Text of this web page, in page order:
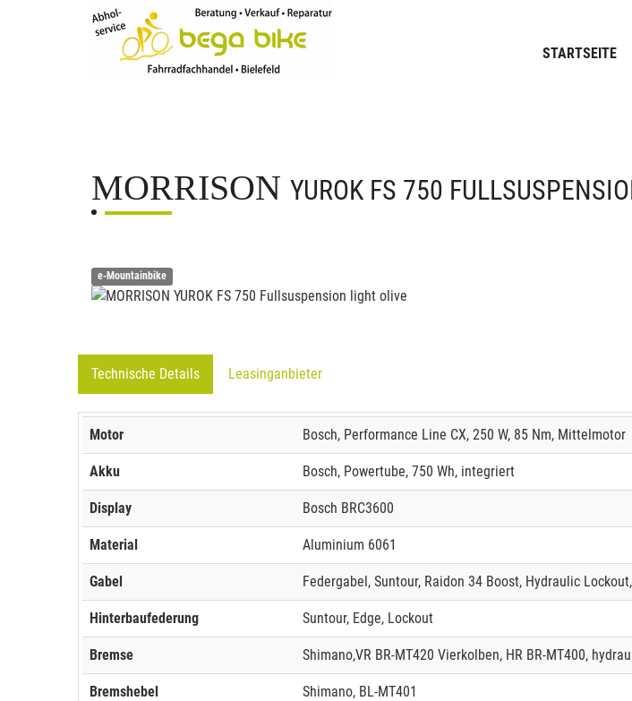
STARTSEITE
MORRISON YUROK FS 750
e-Mountainbike
Technische Details Leasinganbieter
Motor Bosch, Performance Line CX, 250 W, 85 Nm, Mittelmotor
Akku Bosch, Powertube, 750 Wh, integriert
Display Bosch BRC3600
Material Aluminium 6061
Gabel Federgabel, Suntour, Raidon 34 Boost, Hydraulic
Hinterbaufederung Suntour, Edge, Lockout
Bremse Shimano,VR BR-MT420 Vierkolben, HR BR-MT400,
Bremshebel Shimano, BL-MT401